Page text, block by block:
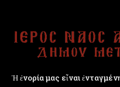
Ἡ ἐνορία μας εἶναι